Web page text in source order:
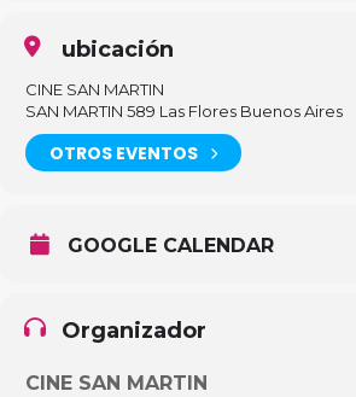
ubicación
CINE SAN MARTIN
SAN MARTIN 589 Las Flores Buenos Aires
OTROS EVENTOS
GOOGLE CALENDAR
Organizador
CINE SAN MARTIN